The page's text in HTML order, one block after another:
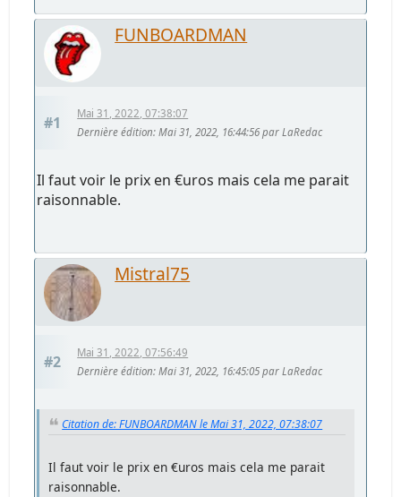
FUNBOARDMAN
#1
Mai 31, 2022, 07:38:07
Dernière édition: Mai 31, 2022, 16:44:56 par LaRedac
Il faut voir le prix en €uros mais cela me parait
raisonnable.
Mistral75
#2
Mai 31, 2022, 07:56:49
Dernière édition: Mai 31, 2022, 16:45:05 par LaRedac
Citation de: FUNBOARDMAN le Mai 31, 2022, 07:38:07
Il faut voir le prix en €uros mais cela me parait
raisonnable.